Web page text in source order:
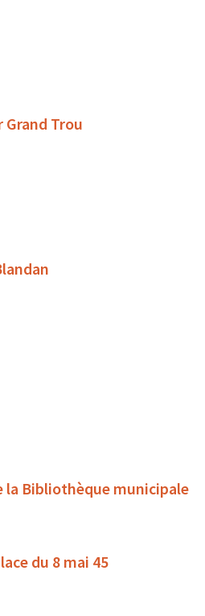
Trou
la Bibliothèque municipale
du 8 mai 45